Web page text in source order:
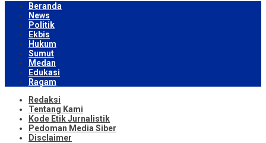
Beranda
News
Politik
Ekbis
Hukum
Sumut
Medan
Edukasi
Ragam
Redaksi
Tentang Kami
Kode Etik Jurnalistik
Pedoman Media Siber
Disclaimer